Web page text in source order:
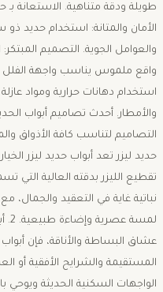
طويلة ودقة متناهية. الاستعانة
الأمان والمتانة: استخدام حديد
والعوامل الجوية. ​التصميم
واقع ملموس يناسب واجهة الفلل
استخدام دهانات حرارية ومواد
حديد ليزر ​تعد أبواب حديد ليزر
تقطيع الليزر بدقته العالية التي
نباتية غاية في التعقيد والجمال،
عشاق البساطة والأناقة، فإن
المستقيمة والشرايح الأفقية أو